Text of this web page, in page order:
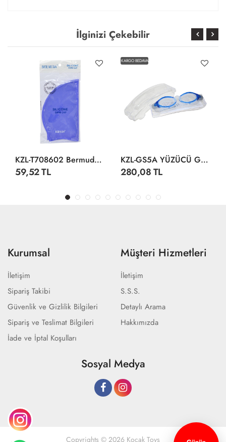
İlginizi Çekebilir
KZL-T708602 Bermuda Silikon Bone
59,52 TL
KARGO BEDAVA
KZL-GS5A YÜZÜCÜ GÖZLÜĞÜ SİLİKON ANT
280,08 TL
Kurumsal
İletişim
Sipariş Takibi
Güvenlik ve Gizlilik Bilgileri
Sipariş ve Teslimat Bilgileri
İade ve İptal Koşulları
Müşteri Hizmetleri
İletişim
S.S.S.
Detaylı Arama
Hakkımızda
Sosyal Medya
Copyrights © 2026 Koçak Toys